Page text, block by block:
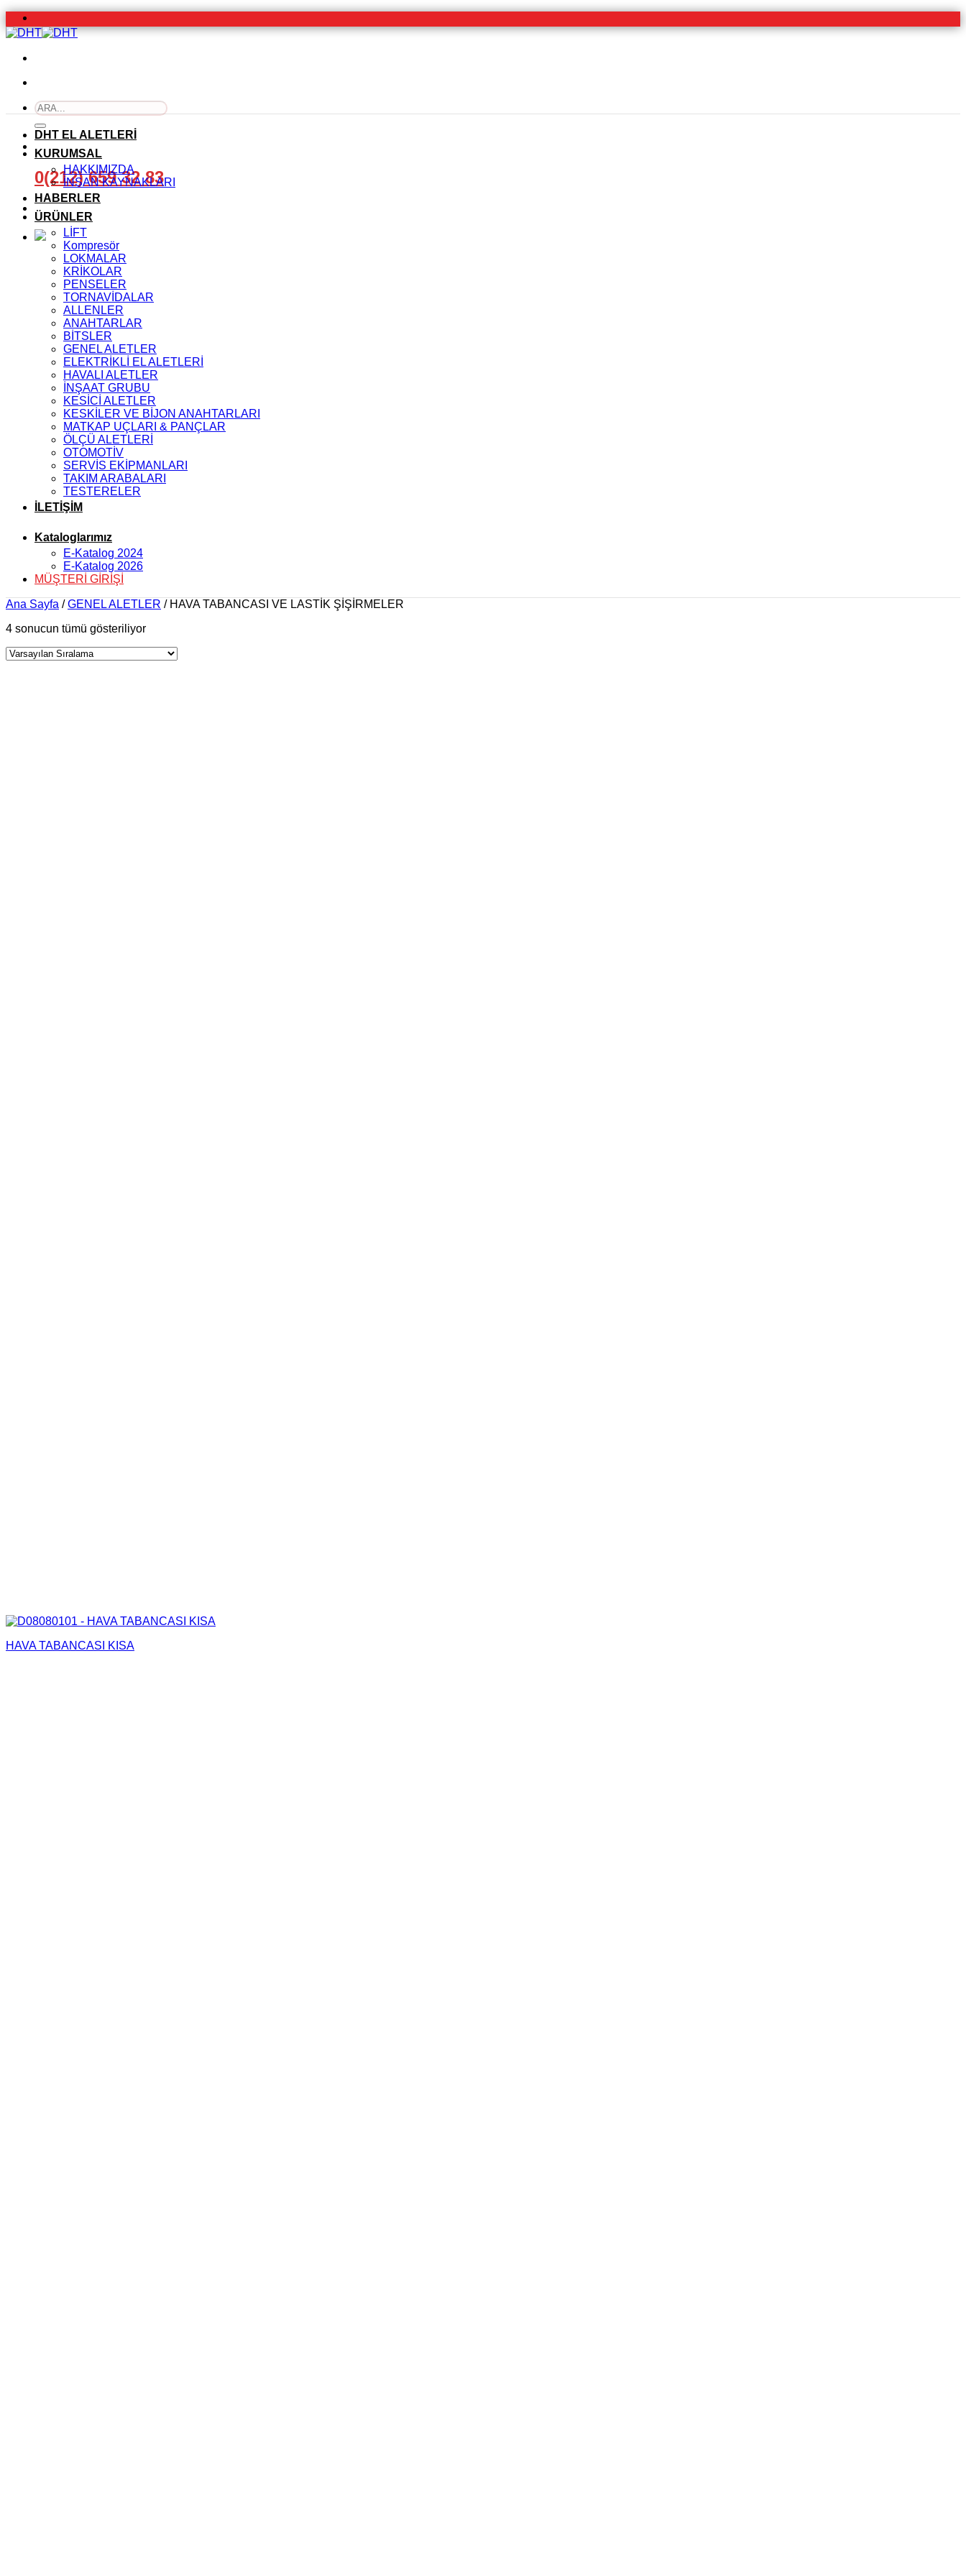
İçeriğe
atla
Ara:
0(212) 659 32 83
DHT EL ALETLERİ
KURUMSAL
HAKKIMIZDA
İNSAN KAYNAKLARI
HABERLER
ÜRÜNLER
LİFT
Kompresör
LOKMALAR
KRİKOLAR
PENSELER
TORNAVİDALAR
ALLENLER
ANAHTARLAR
BİTSLER
GENEL ALETLER
ELEKTRİKLİ EL ALETLERİ
HAVALI ALETLER
İNŞAAT GRUBU
KESİCİ ALETLER
KESKİLER VE BİJON ANAHTARLARI
MATKAP UÇLARI & PANÇLAR
ÖLÇÜ ALETLERİ
OTOMOTİV
SERVİS EKİPMANLARI
TAKIM ARABALARI
TESTERELER
İLETİŞİM
Kataloglarımız
E-Katalog 2024
E-Katalog 2026
MÜŞTERİ GİRİŞİ
Ana Sayfa / GENEL ALETLER /HAVA TABANCASI VE LASTİK ŞİŞİRMELER
4 sonucun tümü gösteriliyor
HAVA TABANCASI KISA